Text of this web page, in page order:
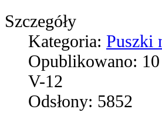
Szczegóły
Kategoria: Puszki
Opublikowano:
V-12
Odsłony: 5852